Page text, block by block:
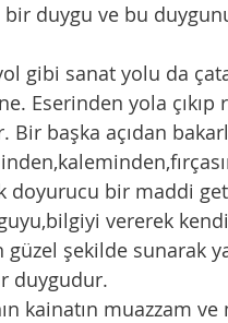
duygu ve bu
gibi sanat yolu da
Eserinden yola
Bir başka açıdan
doyurucu bir maddi
vererek
güzel şekilde sunarak
duygudur.
kainatın muazzam